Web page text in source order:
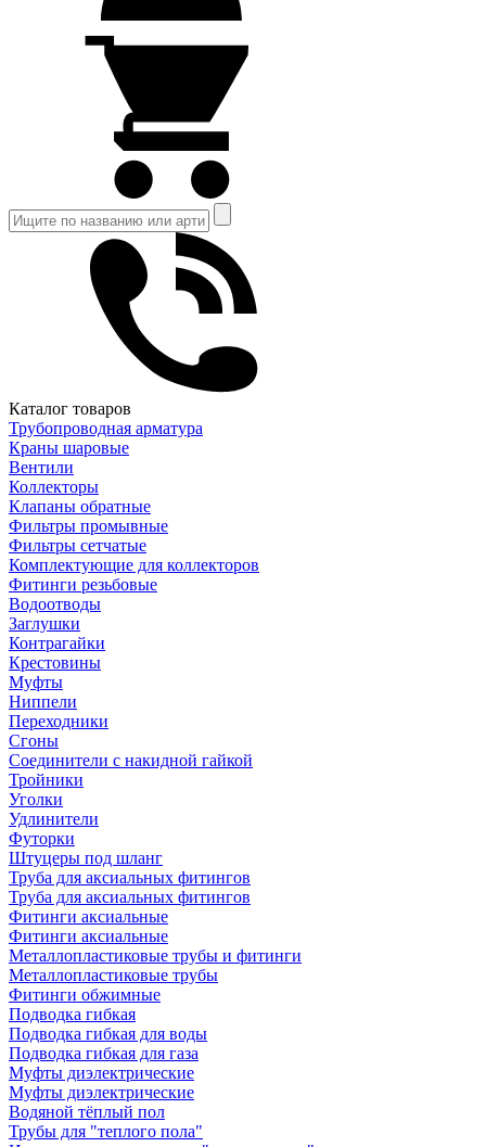
Каталог товаров
Трубопроводная арматура
Краны шаровые
Вентили
Коллекторы
Клапаны обратные
Фильтры промывные
Фильтры сетчатые
Комплектующие для коллекторов
Фитинги резьбовые
Водоотводы
Заглушки
Контрагайки
Крестовины
Муфты
Ниппели
Переходники
Сгоны
Соединители с накидной гайкой
Тройники
Уголки
Удлинители
Футорки
Штуцеры под шланг
Труба для аксиальных фитингов
Труба для аксиальных фитингов
Фитинги аксиальные
Фитинги аксиальные
Металлопластиковые трубы и фитинги
Металлопластиковые трубы
Фитинги обжимные
Подводка гибкая
Подводка гибкая для воды
Подводка гибкая для газа
Муфты диэлектрические
Муфты диэлектрические
Водяной тёплый пол
Трубы для "теплого пола"